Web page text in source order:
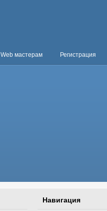
Web мастерам Регистрация
Навигация